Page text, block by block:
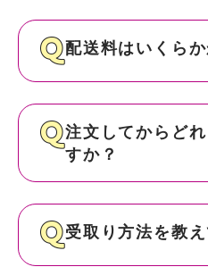
配送料はいくら
注文してからど
すか？
受取り方法を教え